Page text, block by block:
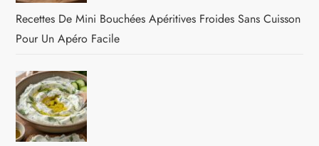
Recettes De Mini Bouchées Apéritives Froides Sans Cuisson
Pour Un Apéro Facile